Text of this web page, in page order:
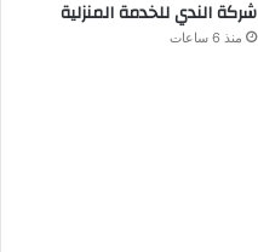
شركة الندي للخدمة المنزلية
منذ 6 ساعات